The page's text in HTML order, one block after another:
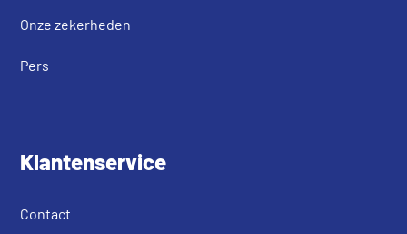
Onze zekerheden
Pers
Klantenservice
Contact